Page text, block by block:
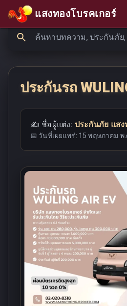
แสงทองโบรคเกอร์
ประกันรถ
✍️ ชื่อผู้แต่ง: ประกันภัย แสง
📅 วันที่เผยแพร่: 15 พฤษภาคม พ